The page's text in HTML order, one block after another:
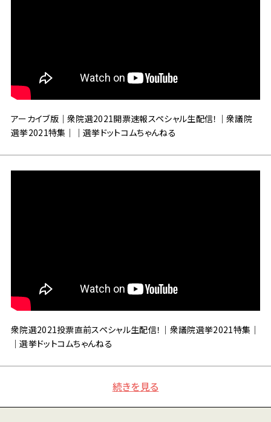
アーカイブ版｜衆院選2021開票速報スペシャル生配信！｜衆議院
選挙2021特集｜｜選挙ドットコムちゃんねる
衆院選2021投票直前スペシャル生配信！｜衆議院選挙2021特集｜
｜選挙ドットコムちゃんねる
続きを見る